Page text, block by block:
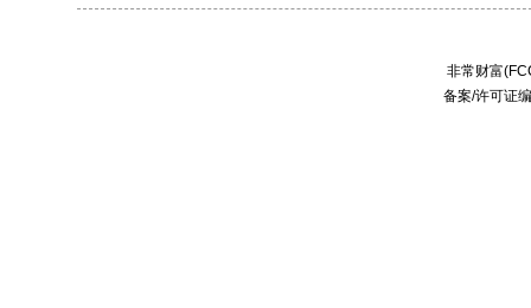
非常财富
备案/许可证